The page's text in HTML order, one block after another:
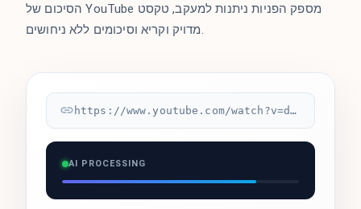
הסיכום של YouTube מספק הפניות ניתנות למעקב, טקסט
מדויק וקריא וסיכומים ללא ניחושים.
https://www.youtube.com/watch?v=dQw4w9WgXcQ
AI PROCESSING